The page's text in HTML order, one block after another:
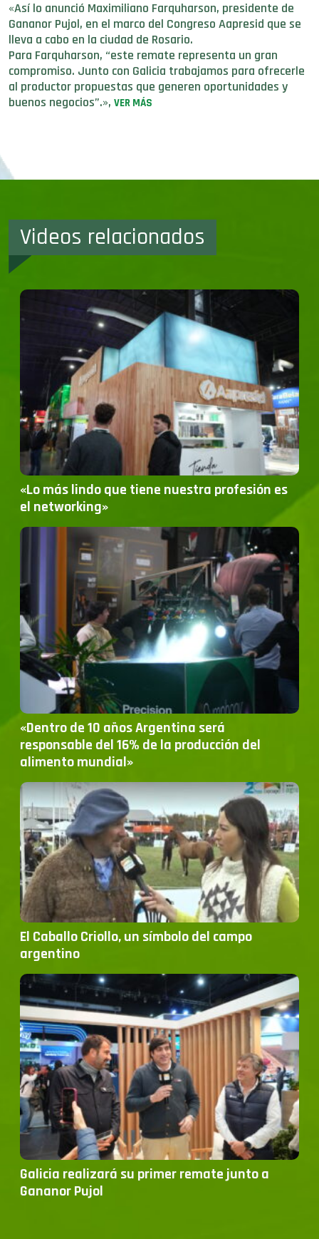
«Así lo anunció Maximiliano Farquharson, presidente de
Gananor Pujol, en el marco del Congreso Aapresid que se
lleva a cabo en la ciudad de Rosario.
Para Farquharson, “este remate representa un gran
compromiso. Junto con Galicia trabajamos para ofrecerle
al productor propuestas que generen oportunidades y
buenos negocios”.», VER MÁS
Videos relacionados
«Lo más lindo que tiene nuestra profesión es
el networking»
«Dentro de 10 años Argentina será
responsable del 16% de la producción del
alimento mundial»
El Caballo Criollo, un símbolo del campo
argentino
Galicia realizará su primer remate junto a
Gananor Pujol